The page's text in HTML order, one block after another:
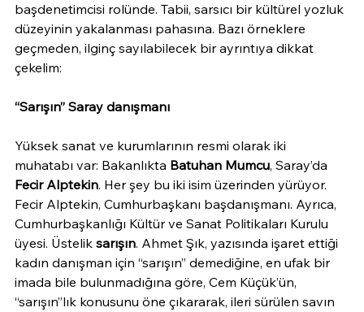
başdenetimcisi rolünde. Tabii, sarsıcı bir kültürel yozluk
düzeyinin yakalanması pahasına. Bazı örneklere
geçmeden, ilginç sayılabilecek bir ayrıntıya dikkat
çekelim:
“Sarışın” Saray danışmanı
Yüksek sanat ve kurumlarının resmi olarak iki
muhatabı var: Bakanlıkta Batuhan Mumcu, Saray’da
Fecir Alptekin. Her şey bu iki isim üzerinden yürüyor.
Fecir Alptekin, Cumhurbaşkanı başdanışmanı. Ayrıca,
Cumhurbaşkanlığı Kültür ve Sanat Politikaları Kurulu
üyesi. Üstelik sarışın. Ahmet Şık, yazısında işaret ettiği
kadın danışman için “sarışın” demediğine, en ufak bir
imada bile bulunmadığına göre, Cem Küçük’ün,
“sarışın”lık konusunu öne çıkararak, ileri sürülen savın